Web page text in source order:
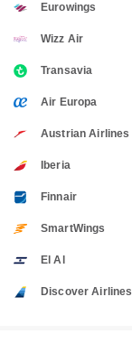
Eurowings
Wizz Air
Transavia
Air Europa
Austrian Airlines
Iberia
Finnair
SmartWings
El Al
Discover Airlines